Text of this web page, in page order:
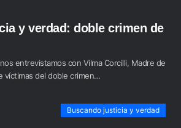
y verdad: doble crimen de
entrevistamos con Vilma Corcilli, Madre de
víctimas del doble crimen…
Buscando justicia y verdad